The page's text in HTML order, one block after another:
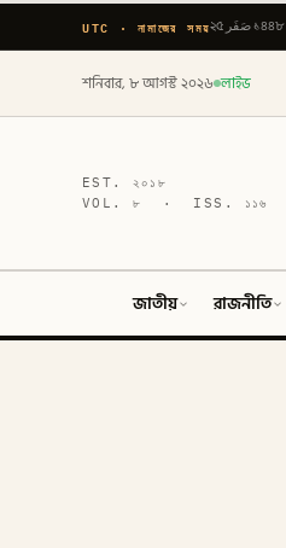
UTC · নামাজের সময় ২৫ صَفَر ১৪৪৮
শনিবার, ৮ আগস্ট ২০২৬ লাইভ
EST.২০১৮
VOL.৮ · ISS. ১১৬
জাতীয় রাজনীতি